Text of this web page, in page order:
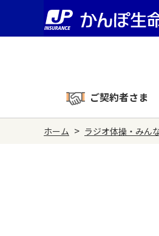
ご契約者さま
ホーム > ラジオ体操・みん